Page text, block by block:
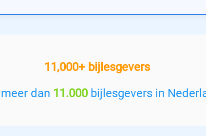
e
e
n
11,000+ bijlesgevers
dan 11.000bijlesgevers in